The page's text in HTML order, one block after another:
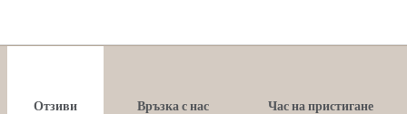
Отзиви Връзка с нас
Час на пристигане